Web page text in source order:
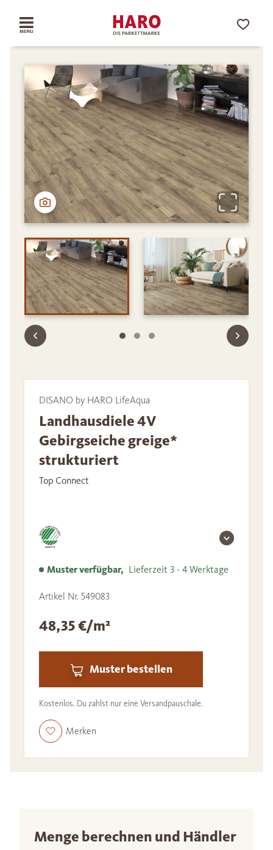
DISANO by HARO LifeAqua
Landhausdiele 4V
Gebirgseiche greige*
strukturiert
Top Connect
Muster verfügbar, Lieferzeit 3 - 4 Werktage
Artikel Nr. 549083
48,35 €/m²
Muster bestellen
Kostenlos. Du zahlst nur eine Versandpauschale.
Merken
Menge berechnen und Händler